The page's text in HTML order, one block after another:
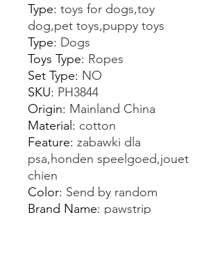
Type: toys for dogs,toy
dog,pet toys,puppy toys
Type: Dogs
Toys Type: Ropes
Set Type: NO
SKU: PH3844
Origin: Mainland China
Material : cotton
Feature: zabawki dla
psa,honden speelgoed,jouet
chien
Color: Send by random
Brand Name: pawstrip